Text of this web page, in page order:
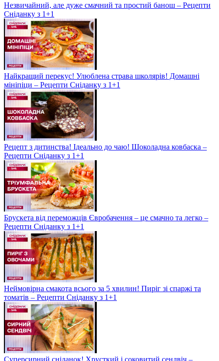
Незвичайний, але дуже смачний та простий банош – Рецепти
Сніданку з 1+1
Найкращий перекус! Улюблена страва школярів! Домашні
мініпіци – Рецепти Сніданку з 1+1
Рецепт з дитинства! Ідеально до чаю! Шоколадна ковбаска –
Рецепти Сніданку з 1+1
Брускета від переможців Євробачення – це смачно та легко –
Рецепти Сніданку з 1+1
Неймовірна смакота всього за 5 хвилин! Пиріг зі спаржі та
томатів – Рецепти Сніданку з 1+1
Суперсирний сніданок! Хрусткий і соковитий сендвіч –